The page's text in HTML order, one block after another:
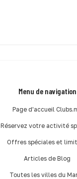
Menu de navigation
Page d'accueil
Réservez votre activité
Offres spéciales et
Articles de Blog
Toutes les villes du